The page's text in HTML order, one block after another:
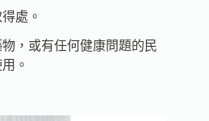
處。
，或有任何健康問題的民
。